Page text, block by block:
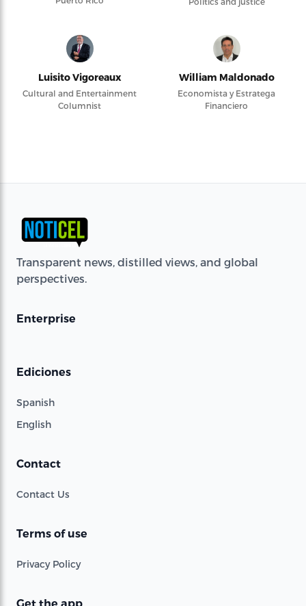
Luisito Vigoreaux
Cultural and Entertainment
Columnist
William Maldonado
Economista y Estratega
Financiero
Transparent news, distilled views, and global
perspectives.
Enterprise
Ediciones
Spanish
English
Contact
Contact Us
Terms of use
Privacy Policy